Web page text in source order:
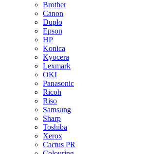
Brother
Canon
Duplo
Epson
HP
Konica
Kyocera
Lexmark
OKI
Panasonic
Ricoh
Riso
Samsung
Sharp
Toshiba
Xerox
Cactus PR